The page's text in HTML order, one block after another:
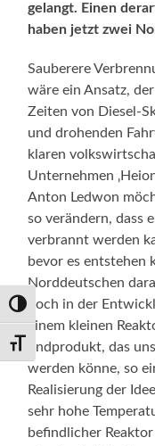
Umschalten auf hohe
Schrift vergrößern
gelangt. Einen
haben jetzt zwei
Sauberere
wäre ein Ansatz,
Zeiten von Diesel-
und drohenden
klaren
Unternehmen
Anton Ledwon
so verändern, dass
verbrannt werden
bevor es entstehen
Norddeutschen
noch in der
einem kleinen
Endprodukt, das
werden könne, so
Realisierung der
sehr hohe
befindlicher